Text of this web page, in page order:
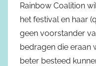
Rainbow Coalition
het festival en haar
geen voorstander
bedragen die eraan
beter besteed